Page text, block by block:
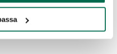
smak), eller vanligt vitt